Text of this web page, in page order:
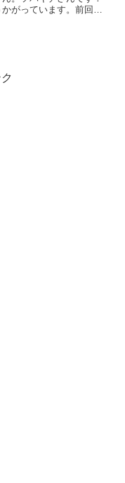
がっています。前回記